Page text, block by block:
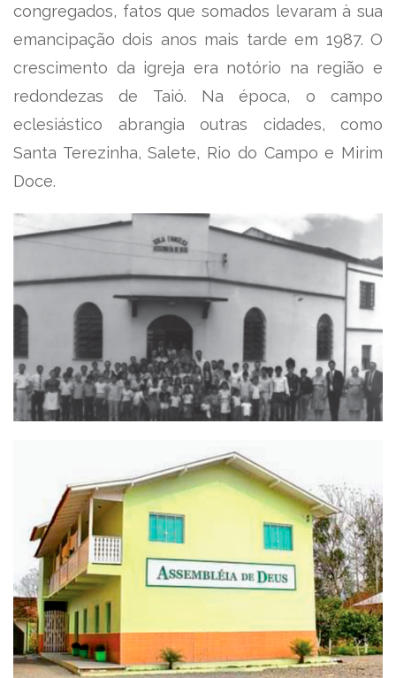
congregados, fatos que somados levaram à sua
emancipação dois anos mais tarde em 1987. O
crescimento da igreja era notório na região e
redondezas de Taió. Na época, o campo
eclesiástico abrangia outras cidades, como
Santa Terezinha, Salete, Rio do Campo e Mirim
Doce.